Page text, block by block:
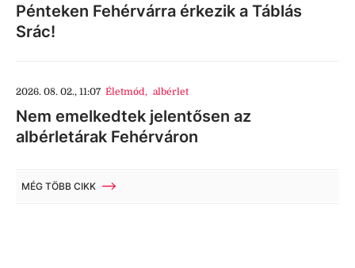
Pénteken Fehérvárra érkezik a Táblás
Srác!
2026. 08. 02., 11:07 Életmód, albérlet
Nem emelkedtek jelentősen az
albérletárak Fehérváron
MÉG TÖBB CIKK